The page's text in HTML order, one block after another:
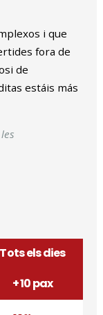
i que
fora de
de
estáis más
Tots els dies
+ 10 pax